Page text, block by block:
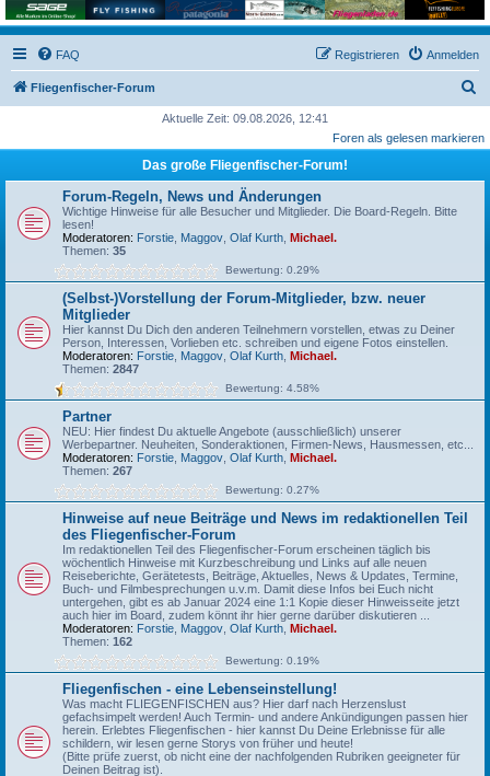
FAQ Anmelden
Registrieren
Fliegenfischer-Forum
c
Aktuelle Zeit: 09.08.2026, 12:41
Foren als gelesen markieren
Das große Fliegenfischer-Forum!
Forum-Regeln, News und Änderungen
Wichtige Hinweise für alle Besucher und Mitglieder. Die Board-Regeln. Bitte
lesen!
Moderatoren: Forstie Maggov Olaf Kurth
Michael.
Themen: 35
Bewertung: 0.29%
(Selbst-)Vorstellung der Forum-Mitglieder, bzw. neuer
Mitglieder
Hier kannst Du Dich den anderen Teilnehmern vorstellen, etwas zu Deiner
Person, Interessen, Vorlieben etc. schreiben und eigene Fotos einstellen.
Moderatoren: Forstie Maggov Olaf Kurth
Michael.
Themen: 2847
Bewertung: 4.58%
Partner
NEU: Hier findest Du aktuelle Angebote (ausschließlich) unserer
Werbepartner. Neuheiten, Sonderaktionen, Firmen-News, Hausmessen, etc...
Moderatoren: Forstie Maggov Olaf Kurth
Michael.
Themen: 267
Bewertung: 0.27%
Hinweise auf neue Beiträge und News im redaktionellen Teil
des Fliegenfischer-Forum
Im redaktionellen Teil des Fliegenfischer-Forum erscheinen täglich bis
wöchentlich Hinweise mit Kurzbeschreibung und Links auf alle neuen
Reiseberichte, Gerätetests, Beiträge, Aktuelles, News & Updates, Termine,
Buch- und Filmbesprechungen u.v.m. Damit diese Infos bei Euch nicht
untergehen, gibt es ab Januar 2024 eine 1:1 Kopie dieser Hinweisseite jetzt
auch hier im Board, zudem könnt ihr hier gerne darüber diskutieren ...
Moderatoren: Forstie Maggov Olaf Kurth
Michael.
Themen: 162
Bewertung: 0.19%
Fliegenfischen - eine Lebenseinstellung!
Was macht FLIEGENFISCHEN aus? Hier darf nach Herzenslust
gefachsimpelt werden! Auch Termin- und andere Ankündigungen passen hier
herein. Erlebtes Fliegenfischen - hier kannst Du Deine Erlebnisse für alle
schildern, wir lesen gerne Storys von früher und heute!
(Bitte prüfe zuerst, ob nicht eine der nachfolgenden Rubriken geeigneter für
Deinen Beitrag ist).